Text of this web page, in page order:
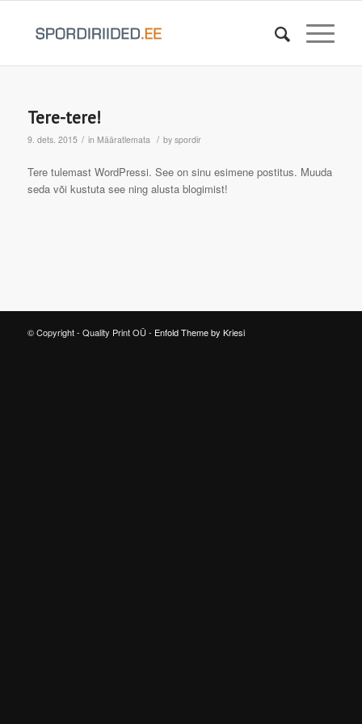
Tere-tere!
9. dets. 2015 / in Määratlemata / by spordir
Tere tulemast WordPressi. See on sinu esimene postitus. Muuda
seda või kustuta see ning alusta blogimist!
© Copyright - Quality Print OÜ - Enfold Theme by Kriesi